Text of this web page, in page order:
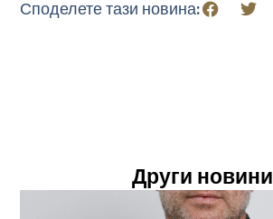
Споделете тази новина:
Други новини